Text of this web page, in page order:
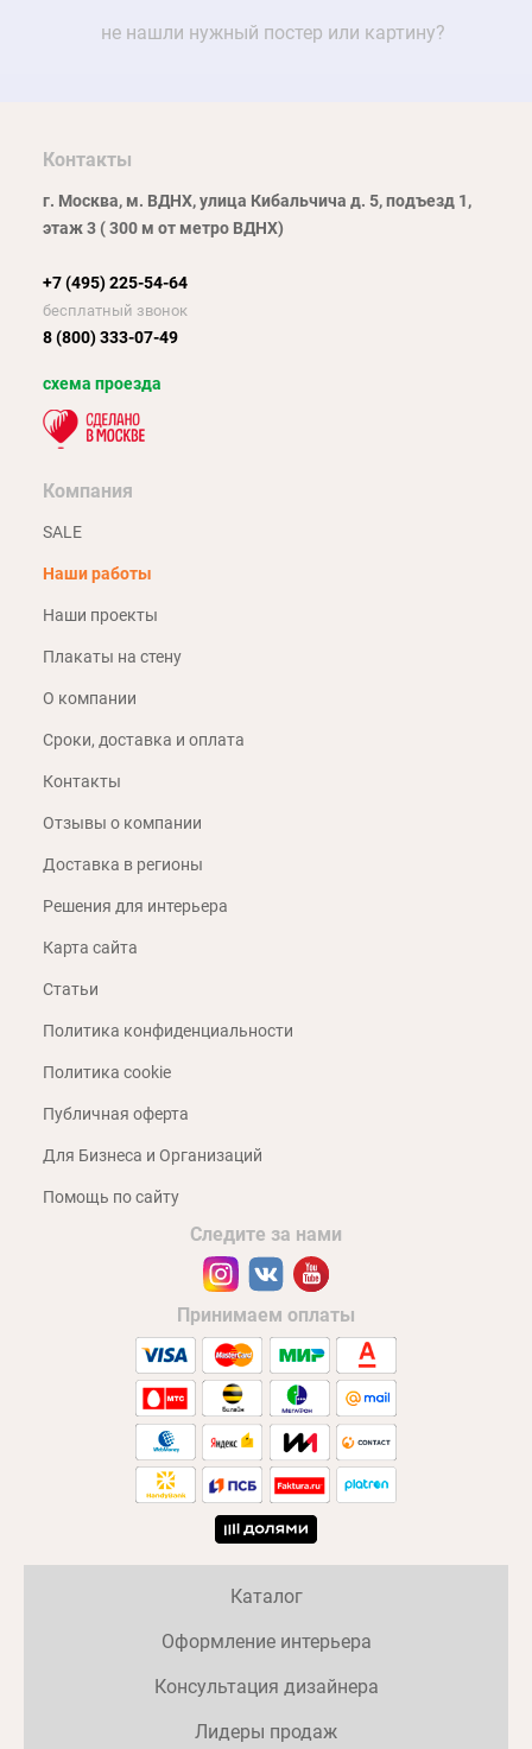
не нашли нужный постер или картину?
Контакты
г. Москва, м. ВДНХ, улица Кибальчича д. 5, подъезд 1,
этаж 3 ( 300 м от метро ВДНХ)
+7 (495) 225-54-64
бесплатный звонок
8 (800) 333-07-49
схема проезда
Компания
SALE
Наши работы
Наши проекты
Плакаты на стену
О компании
Сроки, доставка и оплата
Контакты
Отзывы о компании
Доставка в регионы
Решения для интерьера
Карта сайта
Статьи
Политика конфиденциальности
Политика cookie
Публичная оферта
Для Бизнеса и Организаций
Помощь по сайту
Следите за нами
Принимаем оплаты
Каталог
Оформление интерьера
Консультация дизайнера
Лидеры продаж